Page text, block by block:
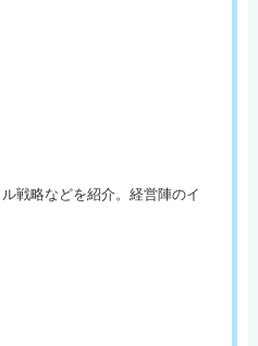
戦略などを紹介。経営陣のイ